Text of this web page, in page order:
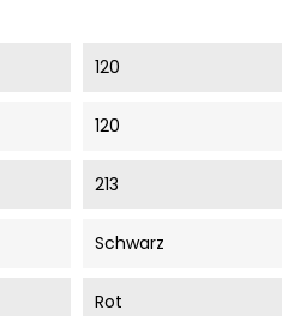
120
120
213
Schwarz
Rot